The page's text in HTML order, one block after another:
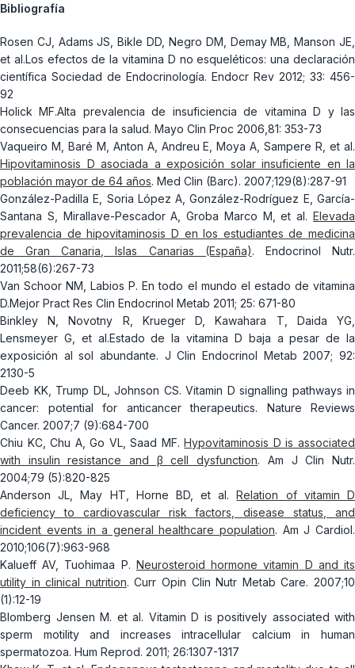
Bibliografía
Rosen CJ, Adams JS, Bikle DD, Negro DM, Demay MB, Manson JE,
et al.Los efectos de la vitamina D no esqueléticos: una declaración
científica Sociedad de Endocrinología. Endocr Rev 2012; 33: 456-
92
Holick MF.Alta prevalencia de insuficiencia de vitamina D y las
consecuencias para la salud. Mayo Clin Proc 2006,81: 353-73
Vaqueiro M, Baré M, Anton A, Andreu E, Moya A, Sampere R, et al.
Hipovitaminosis D asociada a exposición solar insuficiente en la
población mayor de 64 años. Med Clin (Barc). 2007;129(8):287-91
González-Padilla E, Soria López A, González-Rodríguez E, García-
Santana S, Mirallave-Pescador A, Groba Marco M, et al. Elevada
prevalencia de hipovitaminosis D en los estudiantes de medicina
de Gran Canaria, Islas Canarias (España). Endocrinol Nutr.
2011;58(6):267-73
Van Schoor NM, Labios P. En todo el mundo el estado de vitamina
D.Mejor Pract Res Clin Endocrinol Metab 2011; 25: 671-80
Binkley N, Novotny R, Krueger D, Kawahara T, Daida YG,
Lensmeyer G, et al.Estado de la vitamina D baja a pesar de la
exposición al sol abundante. J Clin Endocrinol Metab 2007; 92:
2130-5
Deeb KK, Trump DL, Johnson CS. Vitamin D signalling pathways in
cancer: potential for anticancer therapeutics. Nature Reviews
Cancer. 2007;7 (9):684-700
Chiu KC, Chu A, Go VL, Saad MF.Hypovitaminosis D is associated
with insulin resistance and β cell dysfunction. Am J Clin Nutr.
2004;79 (5):820-825
Anderson JL, May HT, Horne BD, et al.Relation of vitamin D
deficiency to cardiovascular risk factors, disease status, and
incident events in a general healthcare population. Am J Cardiol.
2010;106(7):963-968
Kalueff AV, Tuohimaa P. Neurosteroid hormone vitamin D and its
utility in clinical nutrition. Curr Opin Clin Nutr Metab Care. 2007;10
(1):12-19
Blomberg Jensen M. et al. Vitamin D is positively associated with
sperm motility and increases intracellular calcium in human
spermatozoa. Hum Reprod. 2011; 26:1307-1317